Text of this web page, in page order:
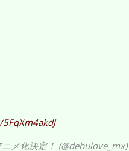
メ化決定！ (@debulove_mx)